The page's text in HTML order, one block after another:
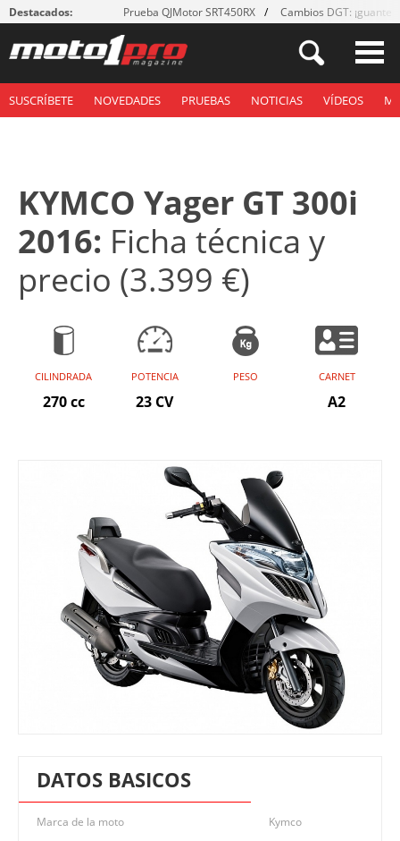
Destacados: Prueba QJMotor SRT450RX Cambios DGT: ¡guantes!
SUSCRÍBETE NOVEDADES PRUEBAS NOTICIAS VÍDEOS
KYMCO Yager GT 300i
2016: Ficha técnica y
precio (3.399 €)
CILINDRADA
270 cc
POTENCIA
23 CV
PESO CARNET
A2
DATOS BASICOS
Marca de la moto Kymco